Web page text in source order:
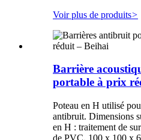
Voir plus de produits>
Barrière
portable à prix
Poteau en H utilisé
antibruit. Dimensions
en H : traitement de
de PVC. 100 x 100 x